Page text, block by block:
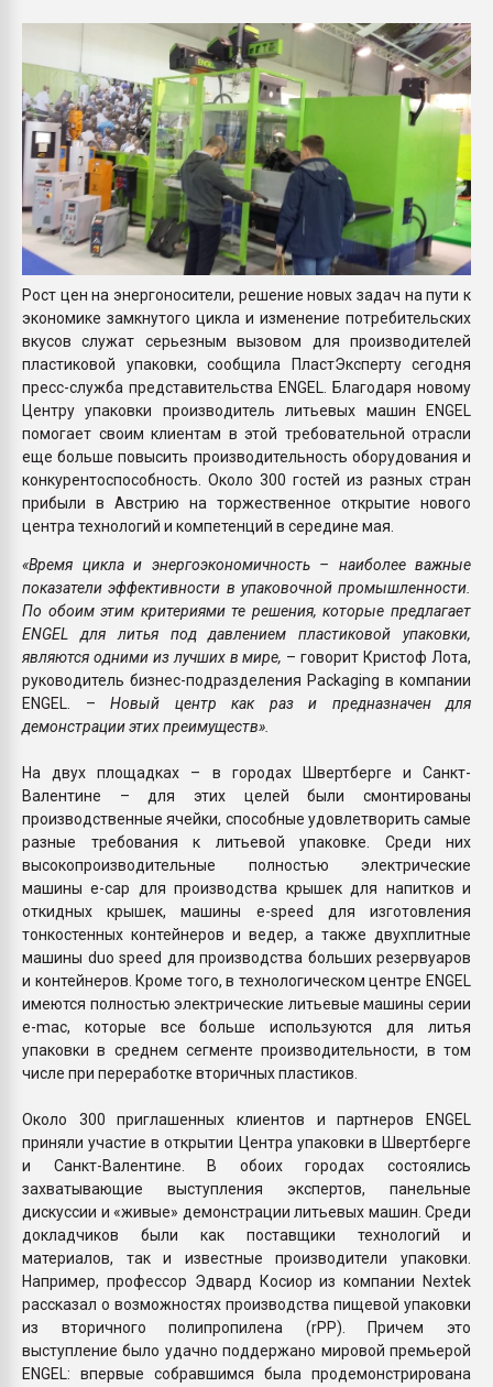
ПЕРЕЙТИ НА
Рост цен на энергоносители, решение новых задач на пути к
экономике замкнутого цикла и изменение потребительских
вкусов служат серьезным вызовом для производителей
пластиковой упаковки, сообщила ПластЭксперту сегодня
пресс-служба представительства ЕNGEL. Благодаря новому
Центру упаковки производитель литьевых машин ЕNGEL
помогает своим клиентам в этой требовательной отрасли
еще больше повысить производительность оборудования и
конкурентоспособность. Около 300 гостей из разных стран
прибыли в Австрию на торжественное открытие нового
центра технологий и компетенций в середине мая.
«Время цикла и энергоэкономичность – наиболее важные
показатели эффективности в упаковочной промышленности.
По обоим этим критериями те решения, которые предлагает
ЕNGEL для литья под давлением пластиковой упаковки,
являются одними из лучших в мире, – говорит Кристоф Лота,
руководитель бизнес-подразделения Packaging в компании
ЕNGEL. – Новый центр как раз и предназначен для
демонстрации этих преимуществ».
На двух площадках – в городах Швертберге и Санкт-
Валентине – для этих целей были смонтированы
производственные ячейки, способные удовлетворить самые
разные требования к литьевой упаковке. Среди них
высокопроизводительные полностью электрические
машины e-cap для производства крышек для напитков и
откидных крышек, машины e-speed для изготовления
тонкостенных контейнеров и ведер, а также двухплитные
машины duo speed для производства больших резервуаров
и контейнеров. Кроме того, в технологическом центре ENGEL
имеются полностью электрические литьевые машины серии
e-mac, которые все больше используются для литья
упаковки в среднем сегменте производительности, в том
числе при переработке вторичных пластиков.
Около 300 приглашенных клиентов и партнеров ENGEL
приняли участие в открытии Центра упаковки в Швертберге
и Санкт-Валентине. В обоих городах состоялись
захватывающие выступления экспертов, панельные
дискуссии и «живые» демонстрации литьевых машин. Среди
докладчиков были как поставщики технологий и
материалов, так и известные производители упаковки.
Например, профессор Эдвард Косиор из компании Nextek
рассказал о возможностях производства пищевой упаковки
из вторичного полипропилена (rPP). Причем это
выступление было удачно поддержано мировой премьерой
ENGEL: впервые собравшимся была продемонстрирована